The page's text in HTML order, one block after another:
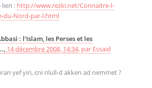
lien : http://www.rezki.net/Connaitre-l-
du-Nord-par-l.html
: l’Islam, les Perses et les
14 décembre 2008, 14:34, par Essaid
γef yiri, εni nlull-d akken ad nemmet ?